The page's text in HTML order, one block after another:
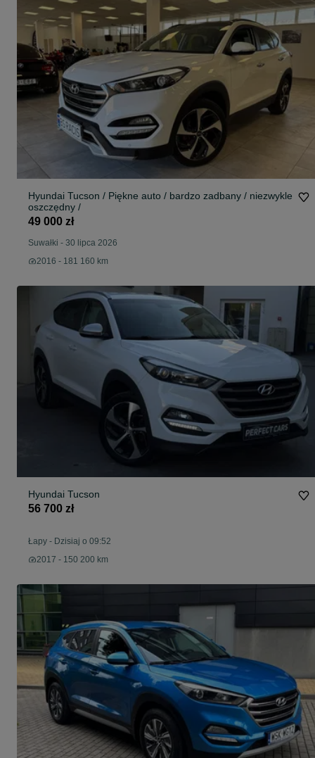
Hyundai Tucson / Piękne auto / bardzo zadbany / niezwykle
oszczędny /
49 000 zł
Suwałki - 30 lipca 2026
2016 - 181 160 km
Hyundai Tucson
56 700 zł
Łapy - Dzisiaj o 09:52
2017 - 150 200 km